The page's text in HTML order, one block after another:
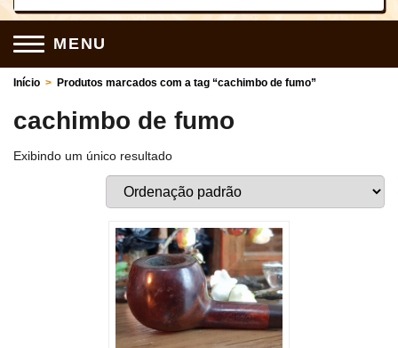
MENU
Início > Produtos marcados com a tag “cachimbo de fumo”
cachimbo de fumo
Exibindo um único resultado